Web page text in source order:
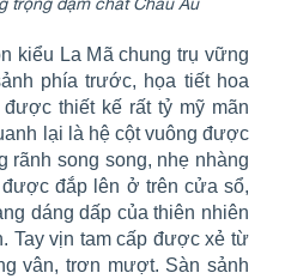
kiểu La Mã chung trụ vững
phía trước, họa tiết hoa
thiết kế rất tỷ mỹ mãn
lại là hệ cột vuông được
song song, nhẹ nhàng
đắp lên ở trên cửa sổ,
dáng dấp của thiên nhiên
Tay vịn tam cấp được xẻ từ
vân, trơn mượt. Sàn sảnh